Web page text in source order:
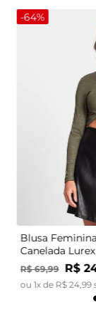
-64%
Blusa
Canelada
R$ 69,99 R$
ou 1x de R$ 24,99